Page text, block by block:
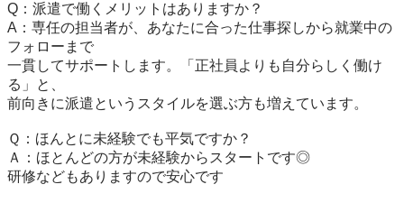
Q：派遣で働くメリットはありますか？
A：専任の担当者が、あなたに合った仕事探しから就業中の
フォローまで
一貫してサポートします。「正社員よりも自分らしく働け
る」と、
前向きに派遣というスタイルを選ぶ方も増えています。
Ｑ：ほんとに未経験でも平気ですか？
Ａ：ほとんどの方が未経験からスタートです◎
研修などもありますので安心です